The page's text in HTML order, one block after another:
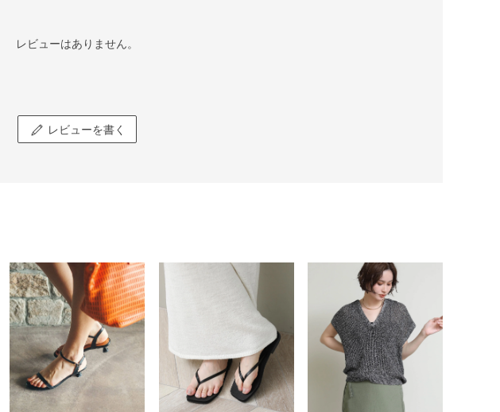
レビューはありません。
レビューを書く